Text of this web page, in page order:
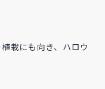
栽にも向き、ハロウ